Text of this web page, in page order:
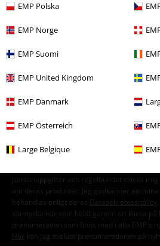
EMP Polska
EMP Norge
EMP Suomi
EMP United Kingdom
EMP Danmark
EMP Österreich
Large Belgique
Bandmerch Bloodbath
Nyhetsbrev
nyhetsbrev!Mer
personuppgifter och regelbundet skicka
om deras produkter. Jag godkänner att
behandlas enligt deras
Datasekretesspolicy
samtycke när som helst genom att klicka på
prenumeration som finns med i alla EMP:s
Här kan jag avsluta prenumerationen på